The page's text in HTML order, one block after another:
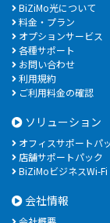
BiZiMo光について
料金・プラン
オプションサービス
各種サポート
お問い合わせ
利用規約
ご利用料金の確認
ソリューション
オフィスサポートパ
店舗サポートパック
BiZiMoビジネスWi-Fi
会社情報